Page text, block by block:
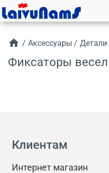
home / Аксессуары / Детали
Фиксаторы весел
Клиентам
Интернет магазин